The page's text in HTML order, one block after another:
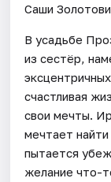
Саши
В усадьбе
из сестёр,
счастливая
свои мечты.
мечтает
пытается
желание что-